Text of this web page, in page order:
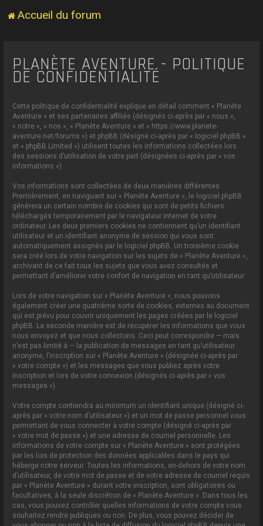
Accueil du forum
PLANÈTE AVENTURE - POLITIQUE
DE CONFIDENTIALITÉ
Cette politique de confidentialité explique en détail comment « Planète
Aventure » et ses partenaires affiliés (désignés ci-après par « nous »,
« notre », « nos », « Planète Aventure » et « https://www.planete-
aventure.net/forums ») et phpBB (désigné ci-après par « logiciel phpBB »
et « phpBB Limited ») utilisent toutes les informations collectées lors
des sessions d’utilisation de votre part (désignées ci-après par « vos
informations »).
Vos informations sont collectées de deux manières différentes.
Premièrement, en naviguant sur « Planète Aventure », le logiciel phpBB
génèrera un certain nombre de cookies qui sont de petits fichiers
téléchargés temporairement par le navigateur internet de votre
ordinateur. Les deux premiers cookies ne contiennent qu’un identifiant
utilisateur et un identifiant anonyme de session qui vous sont
automatiquement assignés par le logiciel phpBB. Un troisième cookie
sera créé lors de votre navigation sur les sujets de « Planète Aventure »,
archivant de ce fait tous les sujets que vous avez consultés et
permettant d’améliorer votre confort de navigation en tant qu’utilisateur.
Lors de votre navigation sur « Planète Aventure », nous pouvons
également créer une quatrième sorte de cookies, externes au document
qui est prévu pour couvrir uniquement les pages créées par le logiciel
phpBB. La seconde manière est de récupérer les informations que vous
nous envoyez et que nous collectons. Ceci peut correspondre — mais
n’est pas limité à — la publication de messages en tant qu’utilisateur
anonyme, l’inscription sur « Planète Aventure » (désignée ci-après par
« votre compte ») et les messages que vous publiez après votre
inscription et lors de votre connexion (désignés ci-après par « vos
messages »).
Votre compte contiendra au minimum un identifiant unique (désigné ci-
après par « votre nom d’utilisateur ») et un mot de passe personnel vous
permettant de vous connecter à votre compte (désigné ci-après par
« votre mot de passe ») et une adresse de courriel personnelle. Les
informations de votre compte sur « Planète Aventure » sont protégées
par les lois de protection des données applicables dans le pays qui
héberge notre serveur. Toutes les informations, en-dehors de votre nom
d’utilisateur, de votre mot de passe et de votre adresse de courriel requis
par « Planète Aventure » durant votre inscription, sont obligatoires ou
facultatives, à la seule discrétion de « Planète Aventure ». Dans tous les
cas, vous pouvez contrôler quelles informations de votre compte vous
souhaitez rendre publiques ou non. De plus, vous pouvez décider de